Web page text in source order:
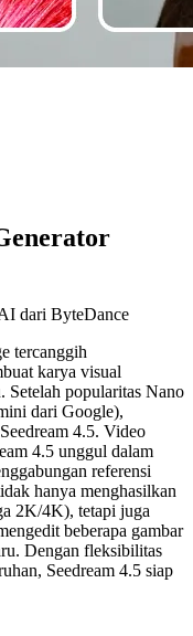
dari ByteDance
tercanggih
karya visual
Setelah popularitas Nano
dari Google),
4.5. Video
4.5 unggul dalam
referensi
hanya menghasilkan
2K/4K), tetapi juga
beberapa gambar
Dengan fleksibilitas
Seedream 4.5 siap